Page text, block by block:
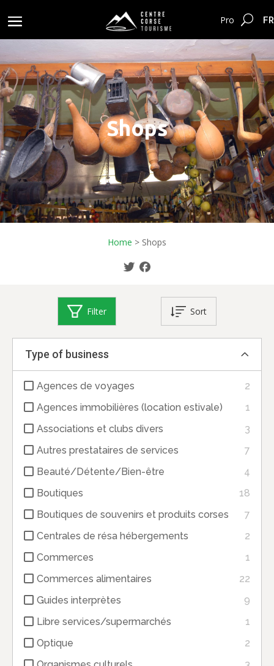
Pro
Shops
Home > Shops
Filter Sort
Type of business
Agences de voyages
2
Agences immobilières (location estivale)
1
Associations et clubs divers
3
Autres prestataires de services
7
Beauté/Détente/Bien-être
4
Boutiques
18
Boutiques de souvenirs et produits corses
7
Centrales de résa hébergements
2
Commerces
1
Commerces alimentaires
22
Guides interprètes
9
Libre services/supermarchés
1
Optique
2